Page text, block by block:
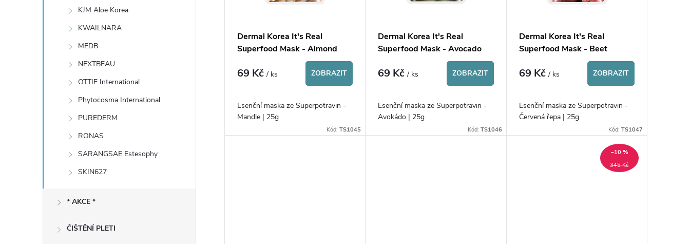
KJM Aloe Korea
KWAILNARA
MEDB
NEXTBEAU
OTTIE International
Phytocosma International
PUREDERM
RONAS
SARANGSAE Estesophy
SKIN627
* AKCE *
ČIŠTĚNÍ PLETI
k
u
Dermal Korea It's Real
Superfood Mask - Almond
69 Kč/ ks ZOBRAZIT
Esenční maska ze Superpotravin -
Mandle | 25g
Kód:TS1045
Dermal Korea It's Real
Superfood Mask - Avocado
69 Kč/ ks ZOBRAZIT
Esenční maska ze Superpotravin -
Avokádo | 25g
Kód: TS1046
Dermal Korea It's Real
Superfood Mask - Beet
69 Kč/ ks ZOBRAZIT
Esenční maska ze Superpotravin -
Červená řepa | 25g
Kód: TS1047
345 Kč
–10 %